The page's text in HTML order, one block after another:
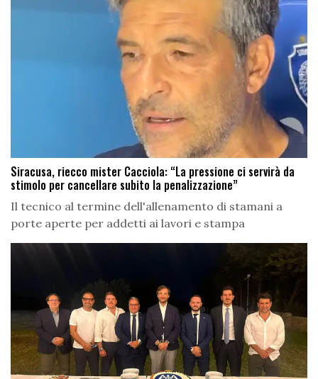
Siracusa, riecco mister Cacciola: “La pressione ci servirà da
stimolo per cancellare subito la penalizzazione”
Il tecnico al termine dell'allenamento di stamani a
porte aperte per addetti ai lavori e stampa